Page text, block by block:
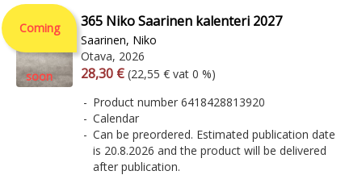
Coming
soon
365 Niko Saarinen kalenteri 2027
Saarinen, Niko
Otava, 2026
Arvonlisäverollinen hinta
28,30 € Excl. vat
(22,55 € vat 0 %)
Product number 6418428813920
Calendar
Can be preordered. Estimated publication date
is 20.8.2026 and the product will be delivered
after publication.